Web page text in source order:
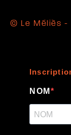
© Le Méliès -
NOM